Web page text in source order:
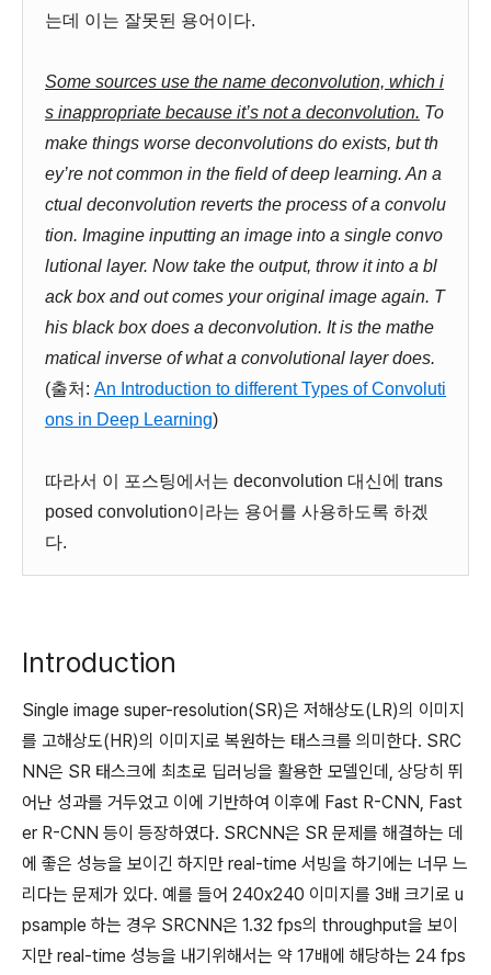
는데 이는 잘못된 용어이다.
Some sources use the name deconvolution, which i
s inappropriate because it’s not a deconvolution. To
make things worse deconvolutions do exists, but th
ey’re not common in the field of deep learning. An a
ctual deconvolution reverts the process of a convolu
tion. Imagine inputting an image into a single convo
lutional layer. Now take the output, throw it into a bl
ack box and out comes your original image again. T
his black box does a deconvolution. It is the mathe
matical inverse of what a convolutional layer does.
(출처: An Introduction to different Types of Convoluti
ons in Deep Learning)
따라서 이 포스팅에서는 deconvolution 대신에 trans
posed convolution이라는 용어를 사용하도록 하겠
다.
Introduction
Single image super-resolution(SR)은 저해상도(LR)의 이미지
를 고해상도(HR)의 이미지로 복원하는 태스크를 의미한다. SRC
NN은 SR 태스크에 최초로 딥러닝을 활용한 모델인데, 상당히 뛰
어난 성과를 거두었고 이에 기반하여 이후에 Fast R-CNN, Fast
er R-CNN 등이 등장하였다. SRCNN은 SR 문제를 해결하는 데
에 좋은 성능을 보이긴 하지만 real-time 서빙을 하기에는 너무 느
리다는 문제가 있다. 예를 들어 240x240 이미지를 3배 크기로 u
psample 하는 경우 SRCNN은 1.32 fps의 throughput을 보이
지만 real-time 성능을 내기위해서는 약 17배에 해당하는 24 fps